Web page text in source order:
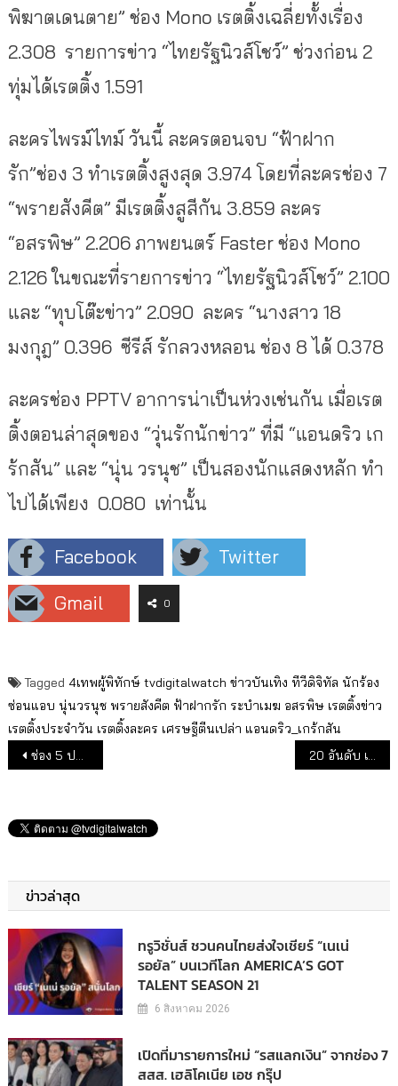
พิฆาตเดนตาย” ช่อง Mono เรตติ้งเฉลี่ยทั้งเรื่อง
2.308 รายการข่าว “ไทยรัฐนิวส์โชว์” ช่วงก่อน 2
ทุ่มได้เรตติ้ง 1.591
ละครไพรม์ไทม์ วันนี้ ละครตอนจบ “ฟ้าฝาก
รัก”ช่อง 3 ทำเรตติ้งสูงสุด 3.974 โดยที่ละครช่อง 7
“พรายสังคีต” มีเรตติ้งสูสีกัน 3.859 ละคร
“อสรพิษ” 2.206 ภาพยนตร์ Faster ช่อง Mono
2.126 ในขณะที่รายการข่าว “ไทยรัฐนิวส์โชว์” 2.100
และ “ทุบโต๊ะข่าว” 2.090 ละคร “นางสาว 18
มงกุฎ” 0.396 ซีรีส์ รักลวงหลอน ช่อง 8 ได้ 0.378
ละครช่อง PPTV อาการน่าเป็นห่วงเช่นกัน เมื่อเรต
ติ้งตอนล่าสุดของ “วุ่นรักนักข่าว” ที่มี “แอนดริว เก
ร้กสัน” และ “นุ่น วรนุช” เป็นสองนักแสดงหลัก ทำ
ไปได้เพียง 0.080 เท่านั้น
Facebook
Twitter
Gmail
0
Tagged 4เทพผู้พิทักษ์ tvdigitalwatch ข่าวบันเทิง ทีวีดิจิทัล นักร้อง
ซ่อนแอบ นุ่นวรนุช พรายสังคีต ฟ้าฝากรัก ระบำเมฆ อสรพิษ เรตติ้งข่าว
เรตติ้งประจำวัน เรตติ้งละคร เศรษฐีตีนเปล่า แอนดริว_เกร้กสัน
แนะแนวเรื่อง
ช่อง 5 ประเดิมรายการท่องเที่ยวภาคภาษาอังกฤษ 20 อันดับ เรตติ้งรายการข่าว ในวันนักข่าว 5 มี.ค.63
ข่าวล่าสุด
ทรูวิชั่นส์ ชวนคนไทยส่งใจเชียร์ “เนเน่
รอยัล” บนเวทีโลก AMERICA’S GOT
TALENT SEASON 21
6 สิงหาคม 2026
เปิดที่มารายการใหม่ “รสแลกเงิน” จากช่อง 7
สสส. เฮลิโคเนีย เอช กรุ๊ป